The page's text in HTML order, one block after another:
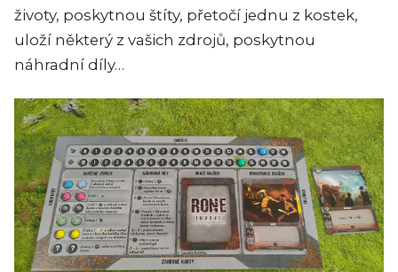
životy, poskytnou štíty, přetočí jednu z kostek,
uloží některý z vašich zdrojů, poskytnou
náhradní díly…